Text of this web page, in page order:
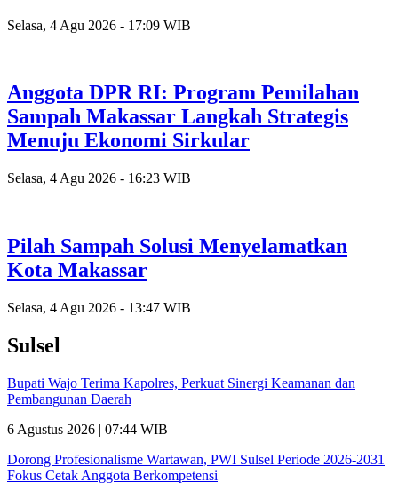
Selasa, 4 Agu 2026 - 17:09 WIB
Anggota DPR RI: Program Pemilahan
Sampah Makassar Langkah Strategis
Menuju Ekonomi Sirkular
Selasa, 4 Agu 2026 - 16:23 WIB
Pilah Sampah Solusi Menyelamatkan
Kota Makassar
Selasa, 4 Agu 2026 - 13:47 WIB
Sulsel
Bupati Wajo Terima Kapolres, Perkuat Sinergi Keamanan dan
Pembangunan Daerah
6 Agustus 2026 | 07:44 WIB
Dorong Profesionalisme Wartawan, PWI Sulsel Periode 2026-2031
Fokus Cetak Anggota Berkompetensi